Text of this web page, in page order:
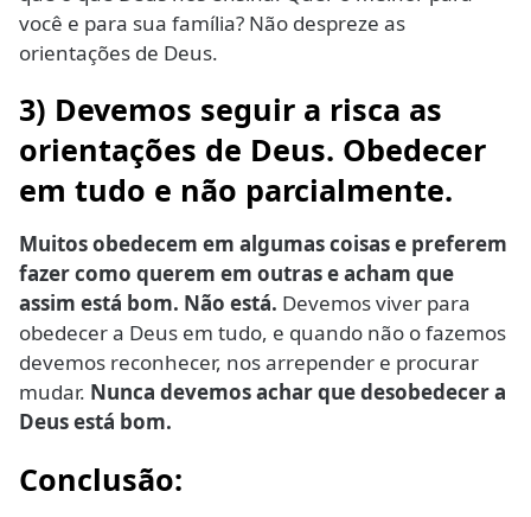
você e para sua família? Não despreze as
orientações de Deus.
3) Devemos seguir a risca as
orientações de Deus. Obedecer
em tudo e não parcialmente.
Muitos obedecem em algumas coisas e preferem
fazer como querem em outras e acham que
assim está bom. Não está. Devemos viver para
obedecer a Deus em tudo, e quando não o fazemos
devemos reconhecer, nos arrepender e procurar
mudar. Nunca devemos achar que desobedecer a
Deus está bom.
Conclusão: